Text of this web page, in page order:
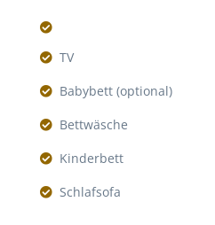
TV
Babybett (optional)
Bettwäsche
Kinderbett
Schlafsofa